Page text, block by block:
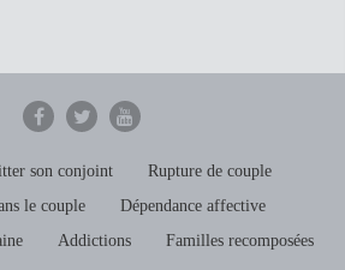
son conjoint
Rupture de couple
le couple
Dépendance affective
Addictions Familles recomposées